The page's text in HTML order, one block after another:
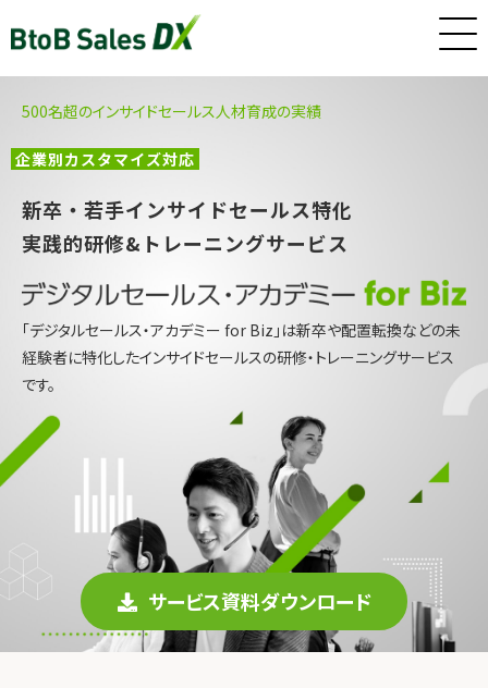
ホーム
サービス
インサイドセールス/カスタマーサクセス早期戦力化人材（派
遣/準委任）
インサイドセールス 改善伴走プログラム
インサイドセールスBPO（業務委託/アウトソーシング）
500名超のインサイドセールス人材育成の実績
企業別カスタマイズ対応
新卒・若手インサイドセールス特化　​
実践的研修&トレーニングサービス
「デジタルセールス・アカデミー for Biz」は新卒や配置転換などの未
経験者に特化したインサイドセールスの研修・トレーニングサービス
です。​
サービス資料ダウンロード